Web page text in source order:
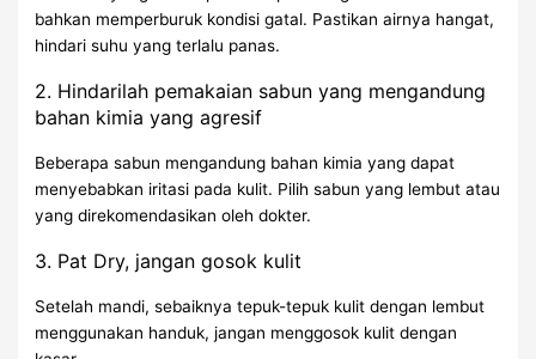
bahkan memperburuk kondisi gatal. Pastikan airnya hangat,
hindari suhu yang terlalu panas.
2. Hindarilah pemakaian sabun yang mengandung
bahan kimia yang agresif
Beberapa sabun mengandung bahan kimia yang dapat
menyebabkan iritasi pada kulit. Pilih sabun yang lembut atau
yang direkomendasikan oleh dokter.
3. Pat Dry, jangan gosok kulit
Setelah mandi, sebaiknya tepuk-tepuk kulit dengan lembut
menggunakan handuk, jangan menggosok kulit dengan